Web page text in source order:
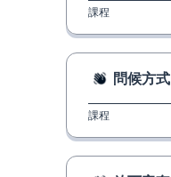
課程
問候方式
課程